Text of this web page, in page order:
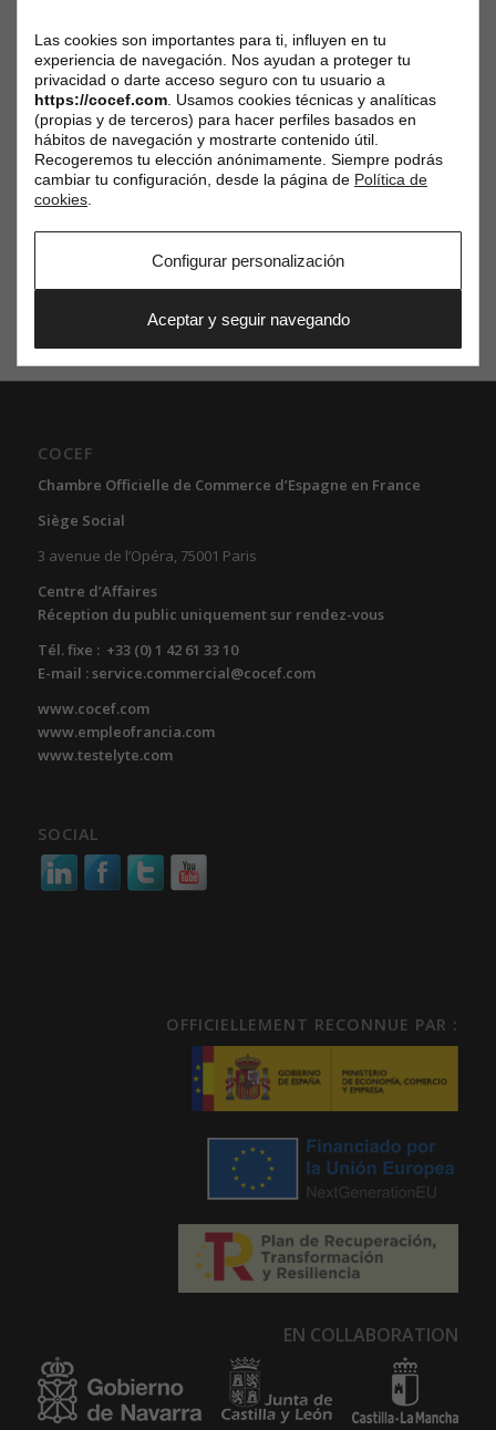
Partager cet article
COCEF
Chambre Officielle de Commerce d’Espagne en France
Siège Social
3 avenue de l’Opéra, 75001 Paris
Centre d’Affaires
Réception du public uniquement sur rendez-vous
Tél. fixe : +33 (0) 1 42 61 33 10
E-mail : service.commercial@cocef.com
www.cocef.com
www.empleofrancia.com
www.testelyte.com
SOCIAL
OFFICIELLEMENT RECONNUE PAR :
EN COLLABORATION
Las cookies son importantes para ti, influyen en tu
experiencia de navegación. Nos ayudan a proteger tu
privacidad o darte acceso seguro con tu usuario a
https://cocef.com. Usamos cookies técnicas y analíticas
(propias y de terceros) para hacer perfiles basados en
hábitos de navegación y mostrarte contenido útil.
Recogeremos tu elección anónimamente. Siempre podrás
cambiar tu configuración, desde la página de Política de
cookies.
Configurar personalización
Aceptar y seguir navegando